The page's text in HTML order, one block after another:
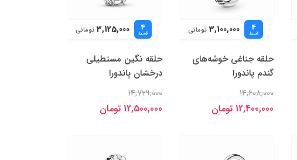
4
قسط 3,100,000 تومانی
حلقه جناغی خوشه‌های
گندم پاندورا
14,608,000
12,400,000 تومان
4
قسط 3,125,000 تومانی
حلقه نگین مستطیلی
درخشان پاندورا
14,729,000
12,500,000 تومان